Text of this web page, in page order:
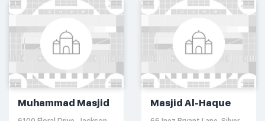
Muhammad Masjid Masjid Al-Haque